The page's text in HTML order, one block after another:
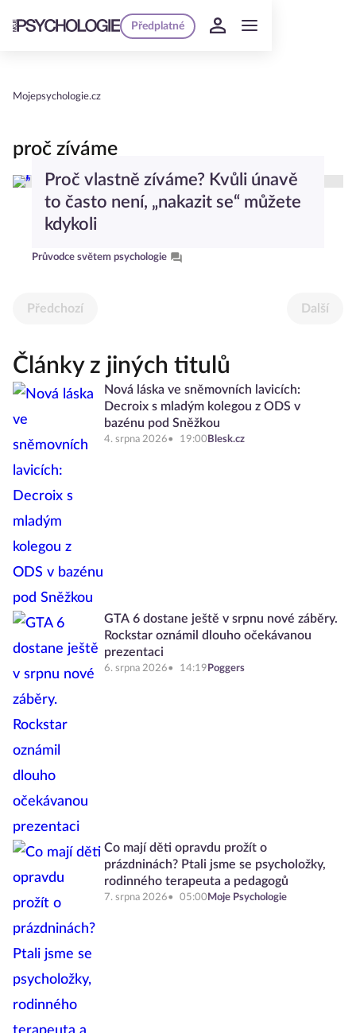
Předplatné
Mojepsychologie.cz
proč zíváme
Proč vlastně zíváme? Kvůli únavě
to často není, „nakazit se“ můžete
kdykoli
Průvodce světem psychologie
Předchozí Další
Články z jiných titulů
Nová láska ve sněmovních lavicích:
Decroix s mladým kolegou z ODS v
bazénu pod Sněžkou
4. srpna 2026 19:00 Blesk.cz
GTA 6 dostane ještě v srpnu nové záběry.
Rockstar oznámil dlouho očekávanou
prezentaci
6. srpna 2026 14:19 Poggers
Co mají děti opravdu prožít o
prázdninách? Ptali jsme se psycholožky,
rodinného terapeuta a pedagogů
7. srpna 2026 05:00 Moje Psychologie